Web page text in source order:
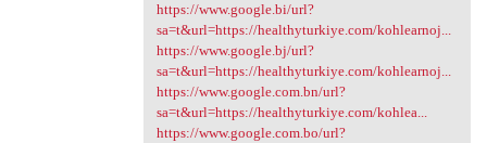
https://www.google.bi/url?
sa=t&url=https://healthyturkiye.com/kohlearnoj...
https://www.google.bj/url?
sa=t&url=https://healthyturkiye.com/kohlearnoj...
https://www.google.com.bn/url?
sa=t&url=https://healthyturkiye.com/kohlea...
https://www.google.com.bo/url?